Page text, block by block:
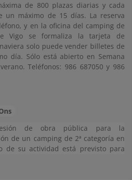
de 800 plazas diarias y cada
un máximo de 15 días. La reserva
y en la oficina del camping de
Vigo se formaliza la tarjeta de
solo puede vender billetes de
día. Sólo está abierto en Semana
Teléfonos: 986 687050 y 986
de obra pública para la
de un camping de 2ª categoría en
de su actividad está previsto para